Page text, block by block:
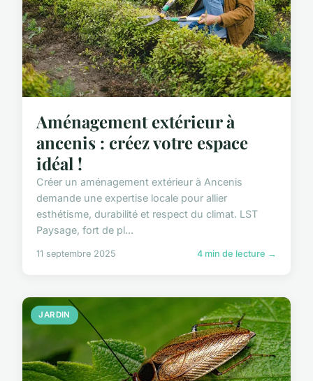
Aménagement extérieur à
ancenis : créez votre espace
idéal !
Créer un aménagement extérieur à Ancenis
demande une expertise locale pour allier
esthétisme, durabilité et respect du climat. LST
Paysage, fort de pl...
11 septembre 2025 4 min de lecture →
JARDIN